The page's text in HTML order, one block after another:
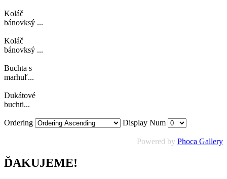
Koláč
bánovksý ...
Koláč
bánovksý ...
Buchta s
marhuľ...
Dukátové
buchti...
Ordering Display Num
Powered by Phoca Gallery
ĎAKUJEME!